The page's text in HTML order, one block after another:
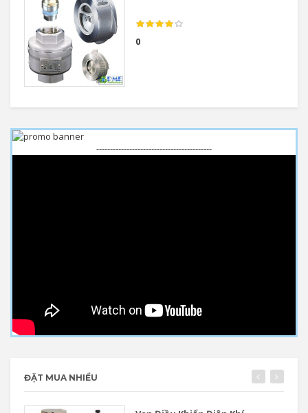
0
------------------------------------------
ĐẶT MUA NHIỀU